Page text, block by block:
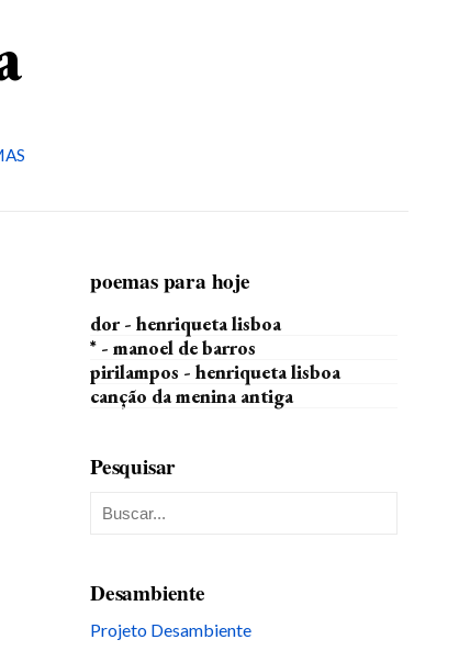
poemas para hoje
dor - henriqueta lisboa
* - manoel de barros
pirilampos - henriqueta lisboa
canção da menina antiga
Pesquisar
Desambiente
Projeto Desambiente